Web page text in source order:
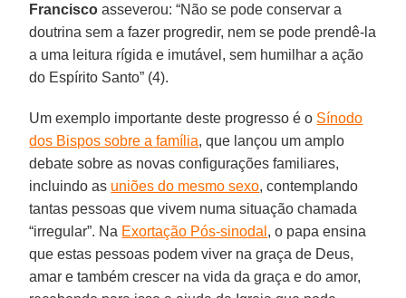
Francisco asseverou: “Não se pode conservar a
doutrina sem a fazer progredir, nem se pode prendê-la
a uma leitura rígida e imutável, sem humilhar a ação
do Espírito Santo” (4).
Um exemplo importante deste progresso é o Sínodo
dos Bispos sobre a família, que lançou um amplo
debate sobre as novas configurações familiares,
incluindo as uniões do mesmo sexo, contemplando
tantas pessoas que vivem numa situação chamada
“irregular”. Na Exortação Pós-sinodal , o papa ensina
que estas pessoas podem viver na graça de Deus,
amar e também crescer na vida da graça e do amor,